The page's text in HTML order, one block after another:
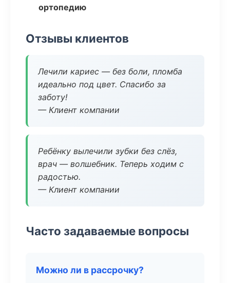
ортопедию
Отзывы клиентов
Лечили кариес — без боли, пломба
идеально под цвет. Спасибо за
заботу!
— Клиент компании
Ребёнку вылечили зубки без слёз,
врач — волшебник. Теперь ходим с
радостью.
— Клиент компании
Часто задаваемые вопросы
Можно ли в рассрочку?